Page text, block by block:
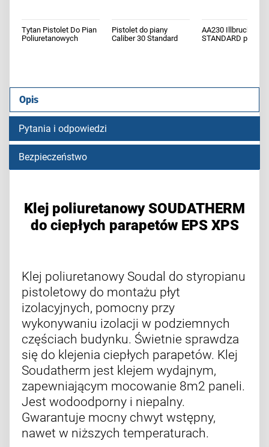
Tytan Pistolet Do Pian
Poliuretanowych
Pistolet do piany
Caliber 30 Standard
AA230 Illbruck
STANDARD
Opis
Pytania i odpowiedzi
Bezpieczeństwo
Klej poliuretanowy SOUDATHERM
do ciepłych parapetów EPS XPS
Klej poliuretanowy Soudal do styropianu
pistoletowy do montażu płyt
izolacyjnych, pomocny przy
wykonywaniu izolacji w podziemnych
częściach budynku. Świetnie sprawdza
się do klejenia ciepłych parapetów. Klej
Soudatherm jest klejem wydajnym,
zapewniającym mocowanie 8m2 paneli.
Jest wodoodporny i niepalny.
Gwarantuje mocny chwyt wstępny,
nawet w niższych temperaturach.